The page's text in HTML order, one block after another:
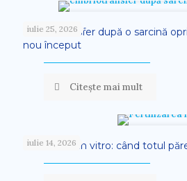
iulie 25, 2026
Embriotransfer după o sarcină
nou început
Citește mai mult
iulie 14, 2026
Fertilizarea in vitro: când totul